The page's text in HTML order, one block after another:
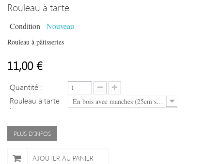
Rouleau à tarte
Condition Nouveau
Rouleau à pâtisseries
11,00 €
Quantité :
Rouleau à tarte
:
En bois avec manches (25cm sans les poignées)
PLUS D'INFOS
AJOUTER AU PANIER